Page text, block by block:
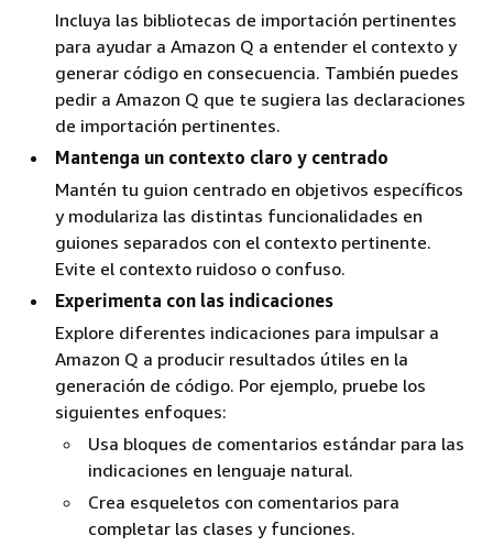
Incluya las bibliotecas de importación pertinentes
para ayudar a Amazon Q a entender el contexto y
generar código en consecuencia. También puedes
pedir a Amazon Q que te sugiera las declaraciones
de importación pertinentes.
Mantenga un contexto claro y centrado
Mantén tu guion centrado en objetivos específicos
y modulariza las distintas funcionalidades en
guiones separados con el contexto pertinente.
Evite el contexto ruidoso o confuso.
Experimenta con las indicaciones
Explore diferentes indicaciones para impulsar a
Amazon Q a producir resultados útiles en la
generación de código. Por ejemplo, pruebe los
siguientes enfoques:
Usa bloques de comentarios estándar para las
indicaciones en lenguaje natural.
Crea esqueletos con comentarios para
completar las clases y funciones.